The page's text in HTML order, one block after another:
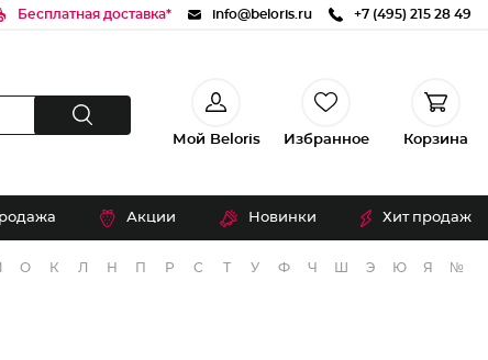
Бесплатная доставка* info@beloris.ru +7 (495) 215 28 49
Мой Beloris Избранное Корзина
Акции Новинки Хит продаж
О К Л Н П Р С Т У Ф Ч Э Ю Я №